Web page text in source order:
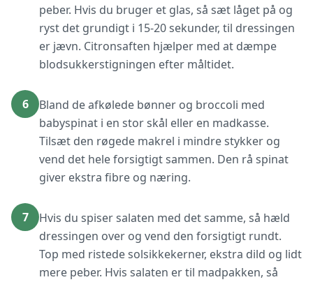
peber. Hvis du bruger et glas, så sæt låget på og
ryst det grundigt i 15-20 sekunder, til dressingen
er jævn. Citronsaften hjælper med at dæmpe
blodsukkerstigningen efter måltidet.
6
Bland de afkølede bønner og broccoli med
babyspinat i en stor skål eller en madkasse.
Tilsæt den røgede makrel i mindre stykker og
vend det hele forsigtigt sammen. Den rå spinat
giver ekstra fibre og næring.
7
Hvis du spiser salaten med det samme, så hæld
dressingen over og vend den forsigtigt rundt.
Top med ristede solsikkekerner, ekstra dild og lidt
mere peber. Hvis salaten er til madpakken, så